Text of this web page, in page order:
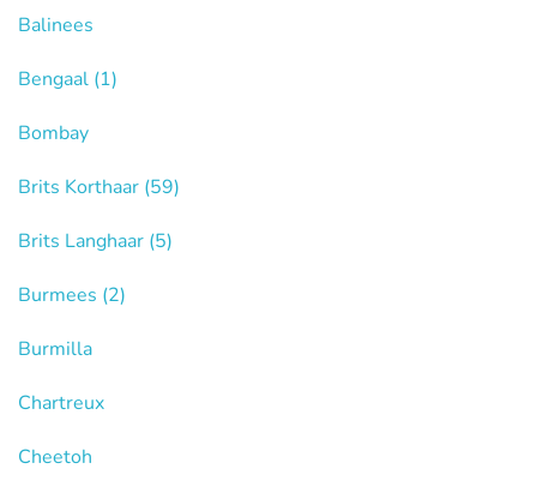
Balinees
Bengaal (1)
Bombay
Brits Korthaar (59)
Brits Langhaar (5)
Burmees (2)
Burmilla
Chartreux
Cheetoh